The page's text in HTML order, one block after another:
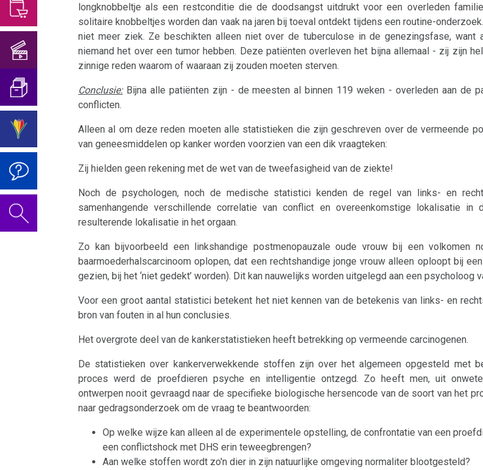
tot
nu
toe
De
statistieken
van
succesgevallen
in
de
geneeskunde
tot
nu
Oogaandoeningen
Blaaskanker
Borstkanker
Boulimia
Darmkanker
Rectum-
Ca
Eierstok
Huidveranderingen
Neurodermatitis
Hersentumoren
van
Trnava
2024
2022
2020
van
Dr.
Hamer,
ORF
1994
Sanatorium
Rosenhof
Verjaardagsconcert
2018
Verjaardagsconcert
2019
De
video
voor
de
verjaardag
2022
longknobbeltje als een restconditie die de doodsangst uitdrukt voor een overleden
solitaire knobbeltjes worden dan vaak na jaren bij toeval ontdekt tijdens een routine-
niet meer ziek. Ze beschikten alleen niet over de tuberculose in de genezingsfase, want
niemand het over een tumor hebben. Deze patiënten overleven het bijna allemaal - zij zijn
zinnige reden waarom of waaraan zij zouden moeten sterven.
Conclusie:Bijna alle patiënten zijn - de meesten al binnen 119 weken - overleden aan de
conflicten.
Alleen al om deze reden moeten alle statistieken die zijn geschreven over de vermeende
van geneesmiddelen op kanker worden voorzien van een dik vraagteken:
Zij hielden geen rekening met de wet van de tweefasigheid van de ziekte!
Noch de psychologen, noch de medische statistici kenden de regel van links- en
samenhangende verschillende correlatie van conflict en overeenkomstige lokalisatie in
resulterende lokalisatie in het orgaan.
Zo kan bijvoorbeeld een linkshandige postmenopauzale oude vrouw bij een volkomen
baarmoederhalscarcinoom oplopen, dat een rechtshandige jonge vrouw alleen oploopt bij
gezien, bij het ‘niet gedekt’ worden). Dit kan nauwelijks worden uitgelegd aan een psycholoog
Voor een groot aantal statistici betekent het niet kennen van de betekenis van links- en
bron van fouten in al hun conclusies.
Het overgrote deel van de kankerstatistieken heeft betrekking op vermeende carcinogenen.
De statistieken over kankerverwekkende stoffen zijn over het algemeen opgesteld met
proces werd de proefdieren psyche en intelligentie ontzegd. Zo heeft men, uit
ontwerpen nooit gevraagd naar de specifieke biologische hersencode van de soort van het
naar gedragsonderzoek om de vraag te beantwoorden:
Op welke wijze kan alleen al de experimentele opstelling, de confrontatie van een
een conflictshock met DHS erin teweegbrengen?
Aan welke stoffen wordt zo'n dier in zijn natuurlijke omgeving normaliter blootgesteld?